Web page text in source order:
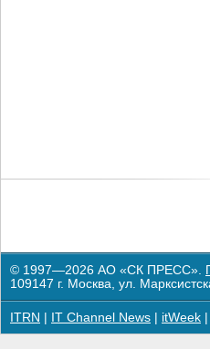
© 1997—2026 АО «СК ПРЕСС».
109147 г. Москва, ул.
ITRN IT Channel News itWeek